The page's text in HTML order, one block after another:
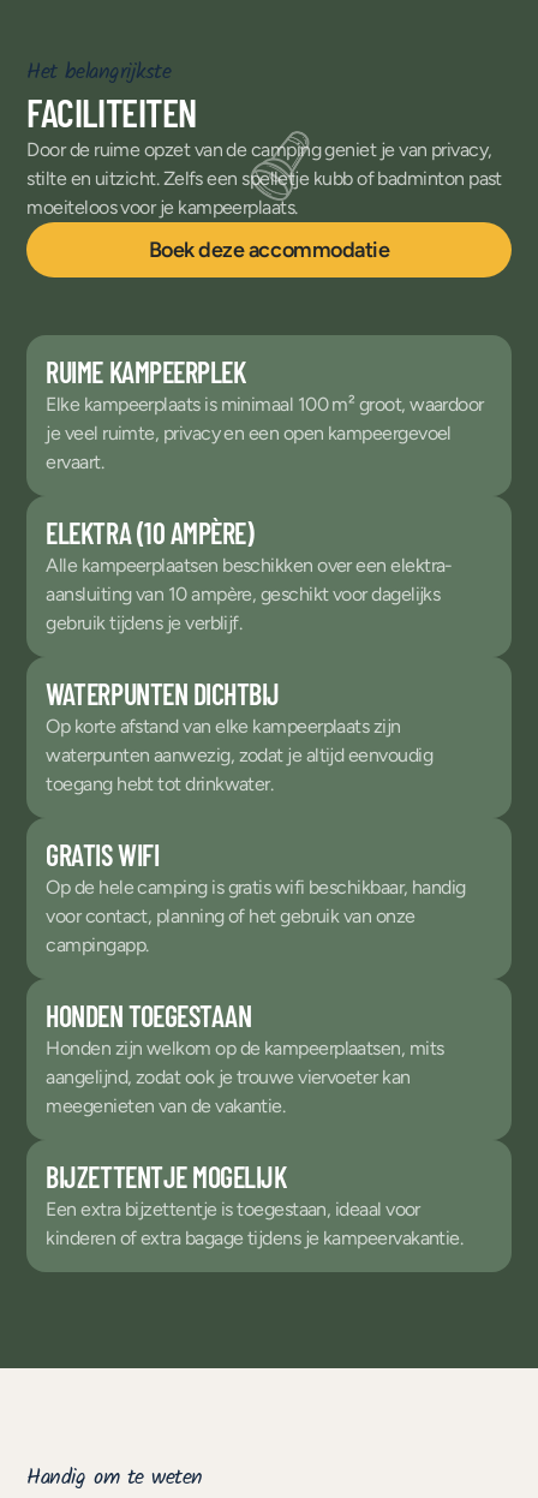
Het belangrijkste
FACILITEITEN
Door de ruime opzet van de camping geniet je van privacy,
stilte en uitzicht. Zelfs een spelletje kubb of badminton past
moeiteloos voor je kampeerplaats.
Boek deze accommodatie
RUIME KAMPEERPLEK
Elke kampeerplaats is minimaal 100 m² groot, waardoor
je veel ruimte, privacy en een open kampeergevoel
ervaart.
ELEKTRA (10 AMPÈRE)
Alle kampeerplaatsen beschikken over een elektra-
aansluiting van 10 ampère, geschikt voor dagelijks
gebruik tijdens je verblijf.
WATERPUNTEN DICHTBIJ
Op korte afstand van elke kampeerplaats zijn
waterpunten aanwezig, zodat je altijd eenvoudig
toegang hebt tot drinkwater.
GRATIS WIFI
Op de hele camping is gratis wifi beschikbaar, handig
voor contact, planning of het gebruik van onze
campingapp.
HONDEN TOEGESTAAN
Honden zijn welkom op de kampeerplaatsen, mits
aangelijnd, zodat ook je trouwe viervoeter kan
meegenieten van de vakantie.
BIJZETTENTJE MOGELIJK
Een extra bijzettentje is toegestaan, ideaal voor
kinderen of extra bagage tijdens je kampeervakantie.
Handig om te weten